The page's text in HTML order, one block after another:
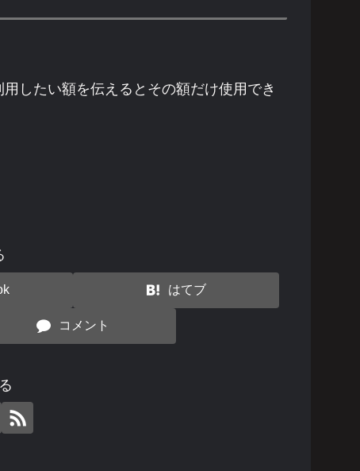
したい額を伝えるとその額だけ使用でき
はてブ
コメント